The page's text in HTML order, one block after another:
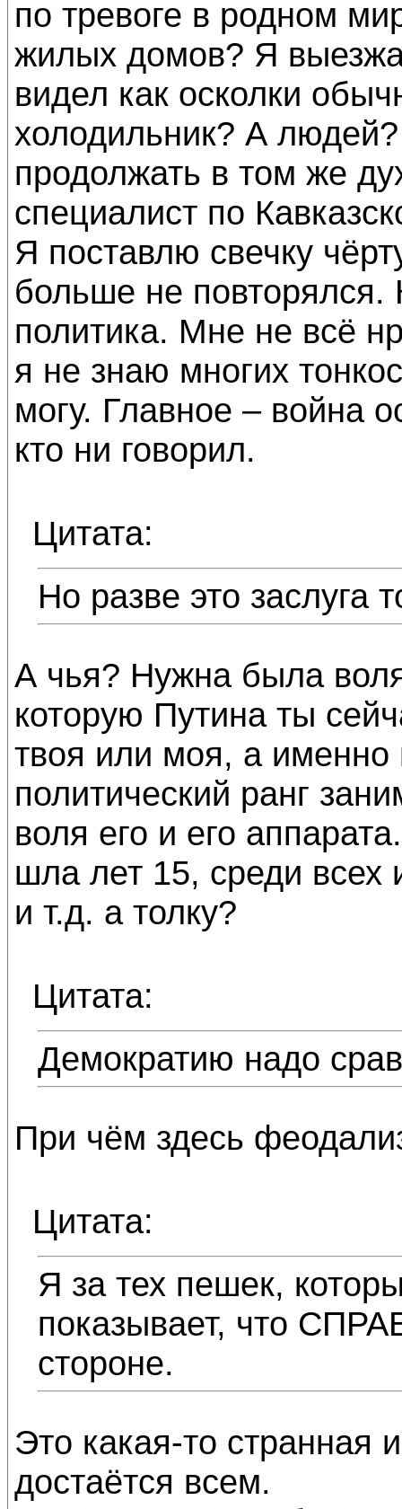
по тревоге в родном
жилых домов? Я
видел как осколки
холодильник? А
продолжать в том же
специалист по
Я поставлю свечку
больше не повторялся.
политика. Мне не всё
я не знаю многих
могу. Главное – война
кто ни говорил.
Цитата:
Но разве это заслуга
А чья? Нужна была
которую Путина ты
твоя или моя, а
политический ранг
воля его и его
шла лет 15, среди всех
и т.д. а толку?
Цитата:
Демократию надо
При чём здесь
Цитата:
Я за тех пешек,
показывает, что
стороне.
Это какая-то странная
достаётся всем.